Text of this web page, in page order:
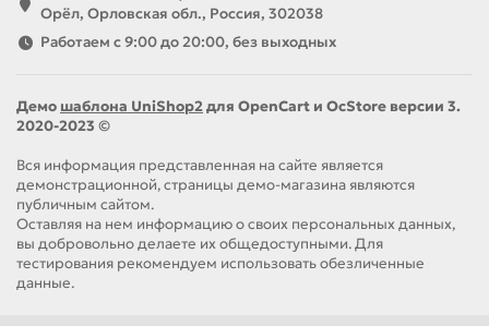
Орёл, Орловская обл., Россия, 302038
Работаем с 9:00 до 20:00, без выходных
Демо шаблона UniShop2для OpenCart и OcStore версии 3.
2020-2023 ©
Вся информация представленная на сайте является
демонстрационной, страницы демо-магазина являются
публичным сайтом.
Оставляя на нем информацию о своих персональных данных,
вы добровольно делаете их общедоступными. Для
тестирования рекомендуем использовать обезличенные
данные.